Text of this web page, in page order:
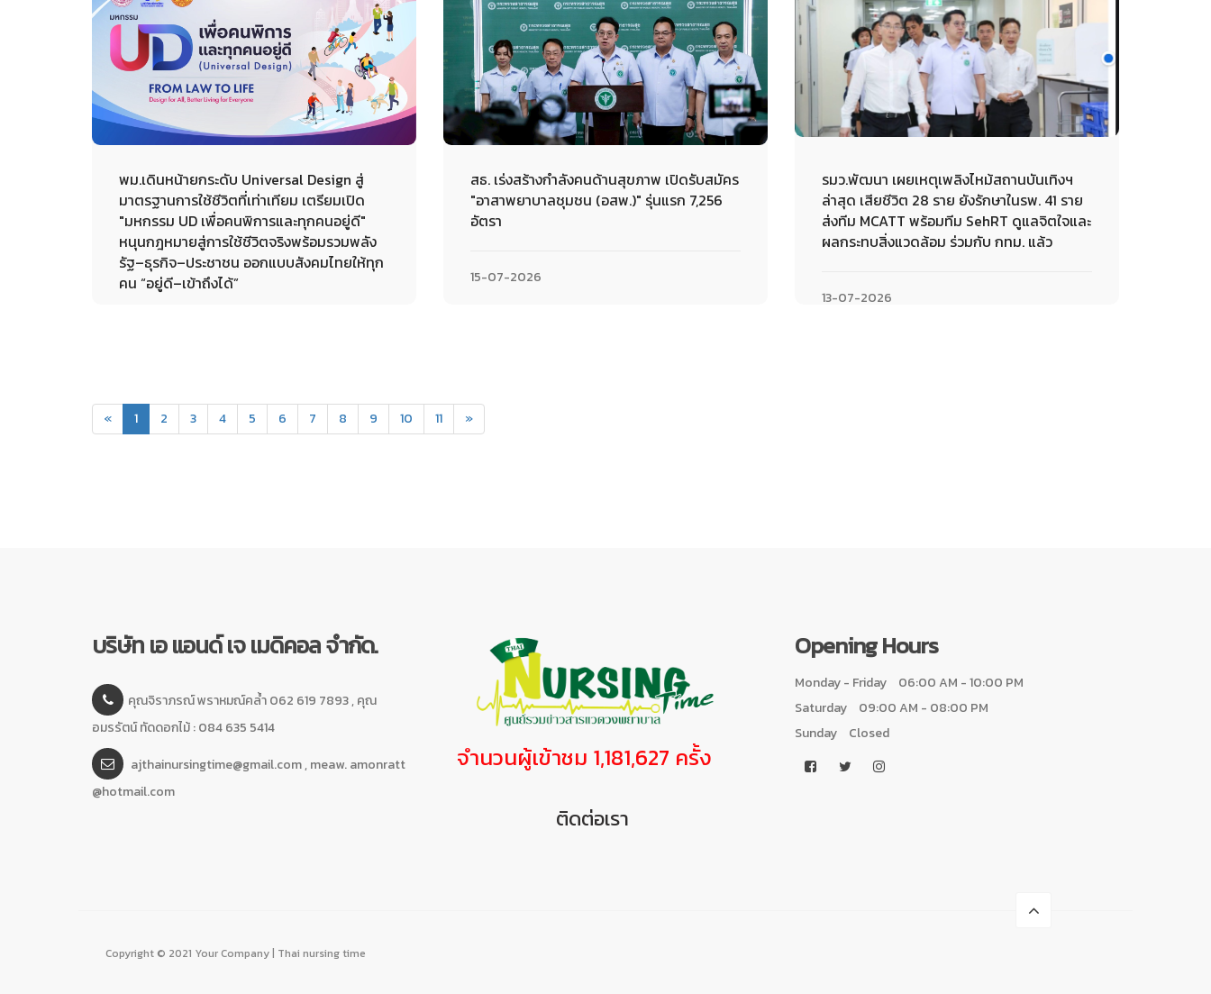
พม.เดินหน้ายกระดับ Universal Design สู่
มาตรฐานการใช้ชีวิตที่เท่าเทียม เตรียมเปิด
"มหกรรม UD เพื่อคนพิการและทุกคนอยู่ดี"
หนุนกฎหมายสู่การใช้ชีวิตจริงพร้อมรวมพลัง
รัฐ–ธุรกิจ–ประชาชน ออกแบบสังคมไทยให้ทุก
คน “อยู่ดี–เข้าถึงได้”
สธ. เร่งสร้างกำลังคนด้านสุขภาพ เปิดรับสมัคร
"อาสาพยาบาลชุมชน (อสพ.)" รุ่นแรก 7,256
อัตรา
15-07-2026
รมว.พัฒนา เผยเหตุเพลิงไหม้สถานบันเทิงฯ
ล่าสุด เสียชีวิต 28 ราย ยังรักษาในรพ. 41 ราย
ส่งทีม MCATT พร้อมทีม SehRT ดูแลจิตใจและ
ผลกระทบสิ่งแวดล้อม ร่วมกับ กทม. แล้ว
13-07-2026
« 1(current)
2 3 4 5 6 7 8 9 10 11 »
บริษัท เอ แอนด์ เจ เมดิคอล จำกัด.
คุณจิราภรณ์ พราหมณ์คล้ำ 062 619 7893 , คุณ
อมรรัตน์ ทัดดอกไม้ : 084 635 5414
ajthainursingtime@gmail.com , meaw. amonratt
@hotmail.com
จำนวนผู้เข้าชม 1,181,627 ครั้ง
ติดต่อเรา
Opening Hours
Monday - Friday
06:00 AM - 10:00 PM
Saturday
09:00 AM - 08:00 PM
Sunday
Closed
Copyright © 2021 Your Company | Thai nursing time